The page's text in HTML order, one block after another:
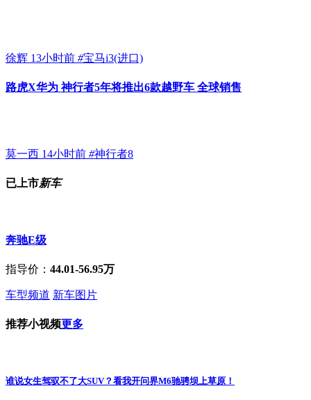
徐辉 13小时前 #宝马i3(进口)
路虎X华为 神行者5年将推出6款越野车 全球销售
莫一西 14小时前 #神行者8
已上市新车
奔驰E级
指导价： 44.01-56.95万
车型频道 新车图片
推荐小视频更多
谁说女生驾驭不了大SUV？看我开问界M6驰骋坝上草原！